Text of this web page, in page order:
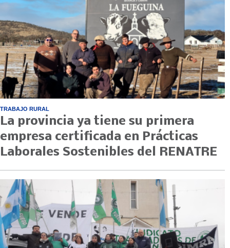
TRABAJO RURAL
La provincia ya tiene su primera
empresa certificada en Prácticas
Laborales Sostenibles del RENATRE